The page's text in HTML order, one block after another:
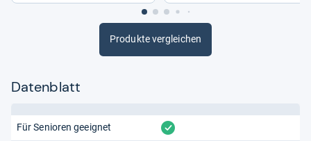
Produkte vergleichen
Datenblatt
Für Senioren geeignet vorhanden